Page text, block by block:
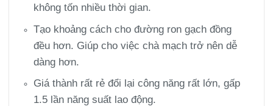
không tốn nhiều thời gian.
Tạo khoảng cách cho đường ron gạch đồng
đều hơn. Giúp cho việc chà mạch trở nên dễ
dàng hơn.
Giá thành rất rẻ đổi lại công năng rất lớn, gấp
1.5 lần năng suất lao động.